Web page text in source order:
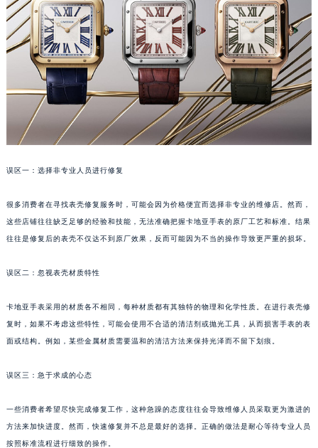
误区一：选择非专业人员进行修复
很多消费者在寻找表壳修复服务时，可能会因为价格便宜而选择非专业的维修店。然而，
这些店铺往往缺乏足够的经验和技能，无法准确把握卡地亚手表的原厂工艺和标准。结果
往往是修复后的表壳不仅达不到原厂效果，反而可能因为不当的操作导致更严重的损坏。
误区二：忽视表壳材质特性
卡地亚手表采用的材质各不相同，每种材质都有其独特的物理和化学性质。在进行表壳修
复时，如果不考虑这些特性，可能会使用不合适的清洁剂或抛光工具，从而损害手表的表
面或结构。例如，某些金属材质需要温和的清洁方法来保持光泽而不留下划痕。
误区三：急于求成的心态
一些消费者希望尽快完成修复工作，这种急躁的态度往往会导致维修人员采取更为激进的
方法来加快进度。然而，快速修复并不总是最好的选择。正确的做法是耐心等待专业人员
按照标准流程进行细致的操作。